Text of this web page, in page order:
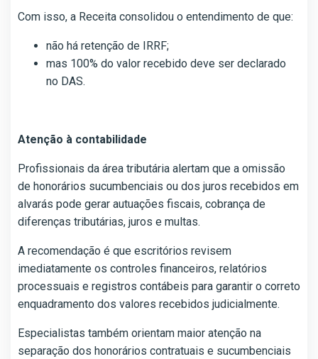
Com isso, a Receita consolidou o entendimento de que:
não há retenção de IRRF;
mas 100% do valor recebido deve ser declarado
no DAS.
Atenção à contabilidade
Profissionais da área tributária alertam que a omissão
de honorários sucumbenciais ou dos juros recebidos em
alvarás pode gerar autuações fiscais, cobrança de
diferenças tributárias, juros e multas.
A recomendação é que escritórios revisem
imediatamente os controles financeiros, relatórios
processuais e registros contábeis para garantir o correto
enquadramento dos valores recebidos judicialmente.
Especialistas também orientam maior atenção na
separação dos honorários contratuais e sucumbenciais